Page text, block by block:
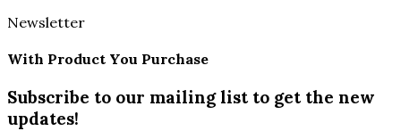
Newsletter
With Product You Purchase
Subscribe to our mailing list to get the new
updates!